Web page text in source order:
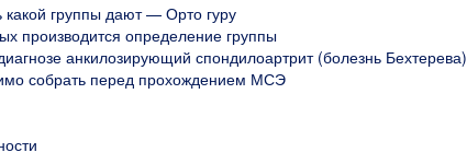
группы дают — Орто гуру
производится определение группы
анкилозирующий спондилоартрит (болезнь Бехтерева)
собрать перед прохождением МСЭ